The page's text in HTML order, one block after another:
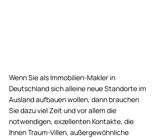
Wenn Sie als Immobilien-Makler in
Deutschland sich alleine neue Standorte im
Ausland aufbauen wollen, dann brauchen
Sie dazu viel Zeit und vor allem die
notwendigen, exzellenten Kontakte, die
Ihnen Traum-Villen, außergewöhnliche